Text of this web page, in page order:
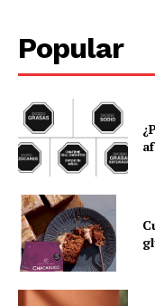
Popular